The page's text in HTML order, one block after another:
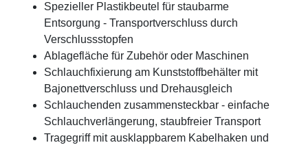
Spezieller Plastikbeutel für staubarme
Entsorgung - Transportverschluss durch
Verschlussstopfen
Ablagefläche für Zubehör oder Maschinen
Schlauchfixierung am Kunststoffbehälter mit
Bajonettverschluss und Drehausgleich
Schlauchenden zusammensteckbar - einfache
Schlauchverlängerung, staubfreier Transport
Tragegriff mit ausklappbarem Kabelhaken und